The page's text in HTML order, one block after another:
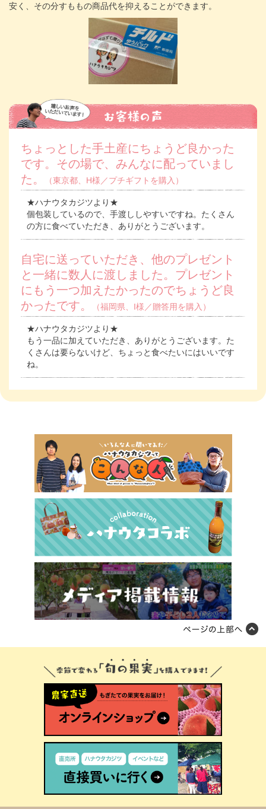
安く、その分すももの商品代を抑えることができます。
ちょっとした手土産にちょうど良かった
です。その場で、みんなに配っていまし
た。
（東京都、H様／プチギフトを購入）
★ハナウタカジツより★
個包装しているので、手渡ししやすいですね。たくさん
の方に食べていただき、ありがとうございます。
自宅に送っていただき、他のプレゼント
と一緒に数人に渡しました。プレゼント
にもう一つ加えたかったのでちょうど良
かったです。
（福岡県、I様／贈答用を購入）
★ハナウタカジツより★
もう一品に加えていただき、ありがとうございます。た
くさんは要らないけど、ちょっと食べたいにはいいです
ね。